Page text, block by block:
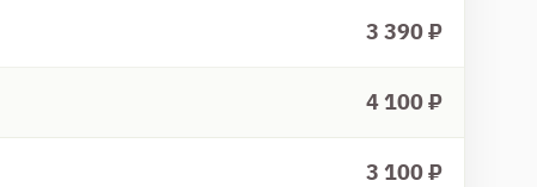
3 390 ₽
4 100 ₽
3 100 ₽